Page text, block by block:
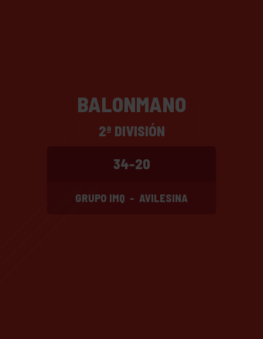
BALONMANO
2ª DIVISIÓN
34-20
GRUPO IMQ - AVILESINA